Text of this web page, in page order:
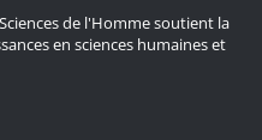
de l'Homme soutient la
en sciences humaines et